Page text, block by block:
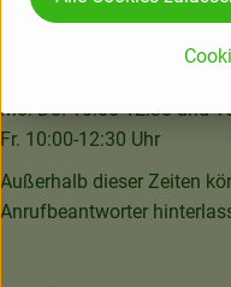
08142 - 40879
Mo.-Do. 10:00-12:30 und
Fr. 10:00-12:30 Uhr
Außerhalb dieser Zeiten
Anrufbeantworter